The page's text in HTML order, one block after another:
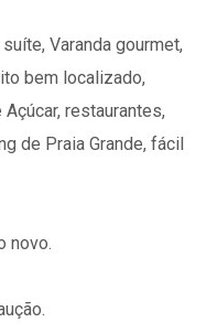
Varanda gourmet,
bem localizado,
restaurantes,
de Praia Grande, fácil
novo.